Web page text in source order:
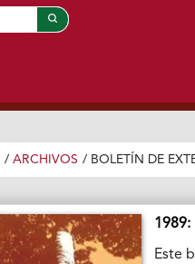
/ ARCHIVOS / BOLETÍN DE
Este